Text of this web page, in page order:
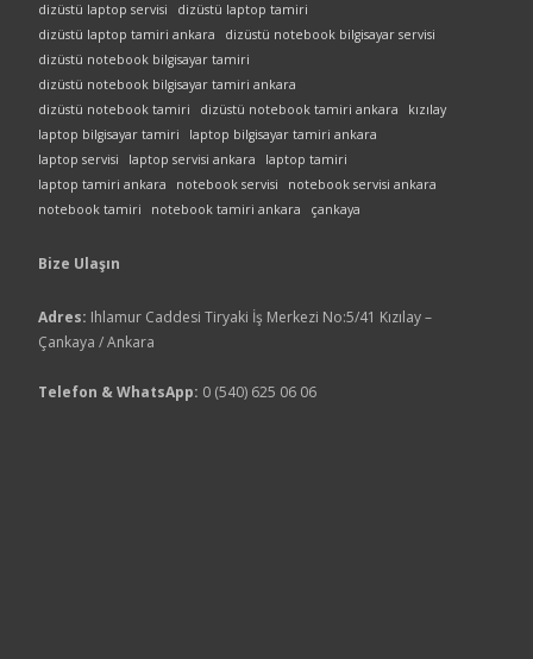
dizüstü laptop servisi
dizüstü laptop tamiri
dizüstü laptop tamiri ankara
dizüstü notebook bilgisayar servisi
dizüstü notebook bilgisayar tamiri
dizüstü notebook bilgisayar tamiri ankara
dizüstü notebook tamiri
dizüstü notebook tamiri ankara
kızılay
laptop bilgisayar tamiri
laptop bilgisayar tamiri ankara
laptop servisi
laptop servisi ankara
laptop tamiri
laptop tamiri ankara
notebook servisi
notebook servisi ankara
notebook tamiri
notebook tamiri ankara çankaya
Bize Ulaşın
Adres: Ihlamur Caddesi Tiryaki İş Merkezi No:5/41 Kızılay –
Çankaya / Ankara
Telefon & WhatsApp: 0 (540) 625 06 06